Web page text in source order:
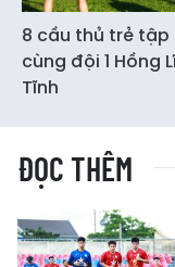
8 cầu thủ trẻ tập
cùng đội 1 Hồng
Tĩnh
ĐỌC THÊM